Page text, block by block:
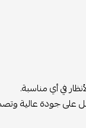
في أي مناسبة.
جودة عالية